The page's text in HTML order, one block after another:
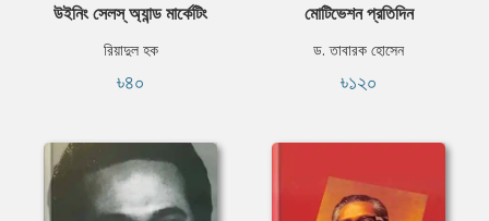
উইনিং সেলস্ অ্যান্ড মার্কেটিং
রিয়াদুল হক
৳৪০
মোটিভেশন প্রতিদিন
ড. তাবারক হোসেন
৳১২০